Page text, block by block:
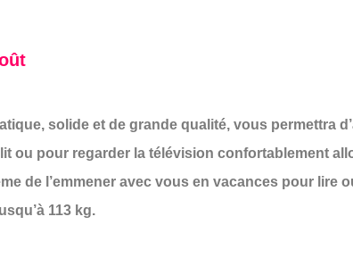
solide et de grande qualité, vous permettra
ou pour regarder la télévision confortablement
de l’emmener avec vous en vacances pour lire
113 kg.